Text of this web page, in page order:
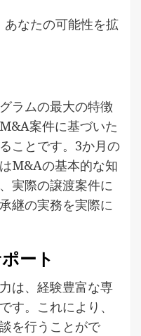
あなたの可能性を拡
ラムの最大の特徴
案件に基づいた
ことです。3か月の
M&Aの基本的な知
実際の譲渡案件に
継の実務を実際に
ート
は、経験豊富な専
す。これにより、
を行うことがで